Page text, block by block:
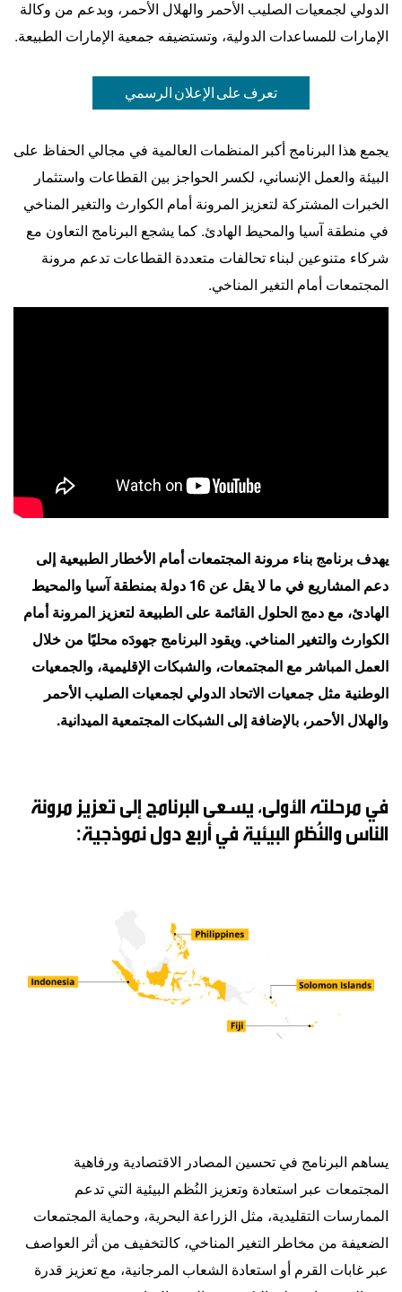
الدولي لجمعيات الصليب الأحمر والهلال الأحمر، وبدعم من وكالة
الإمارات للمساعدات الدولية، وتستضيفه جمعية الإمارات الطبيعة.
تعرف على الإعلان الرسمي
يجمع هذا البرنامج أكبر المنظمات العالمية في مجالي الحفاظ على
البيئة والعمل الإنساني، لكسر الحواجز بين القطاعات واستثمار
الخبرات المشتركة لتعزيز المرونة أمام الكوارث والتغير المناخي
في منطقة آسيا والمحيط الهادئ. كما يشجع البرنامج التعاون مع
شركاء متنوعين لبناء تحالفات متعددة القطاعات تدعم مرونة
المجتمعات أمام التغير المناخي.
يهدف برنامج بناء مرونة المجتمعات أمام الأخطار الطبيعية إلى
دعم المشاريع في ما لا يقل عن 16 دولة بمنطقة آسيا والمحيط
الهادئ، مع دمج الحلول القائمة على الطبيعة لتعزيز المرونة أمام
الكوارث والتغير المناخي. ويقود البرنامج جهودَه محليًا من خلال
العمل المباشر مع المجتمعات، والشبكات الإقليمية، والجمعيات
الوطنية مثل جمعيات الاتحاد الدولي لجمعيات الصليب الأحمر
والهلال الأحمر، بالإضافة إلى الشبكات المجتمعية الميدانية.
في مرحلته الأولى، يسعى البرنامج إلى تعزيز مرونة
الناس والنُظم البيئية في أربع دول نموذجية:
يساهم البرنامج في تحسين المصادر الاقتصادية ورفاهية
المجتمعات عبر استعادة وتعزيز النُظم البيئية التي تدعم
الممارسات التقليدية، مثل الزراعة البحرية، وحماية المجتمعات
الضعيفة من مخاطر التغير المناخي، كالتخفيف من أثر العواصف
عبر غابات القرم أو استعادة الشعاب المرجانية، مع تعزيز قدرة